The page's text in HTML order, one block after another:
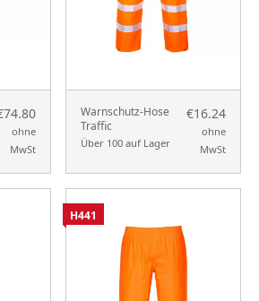
ohne
MwSt
Warnschutz-Hose
Traffic
Über 100 auf Lager
€16.24
ohne
MwSt
H441